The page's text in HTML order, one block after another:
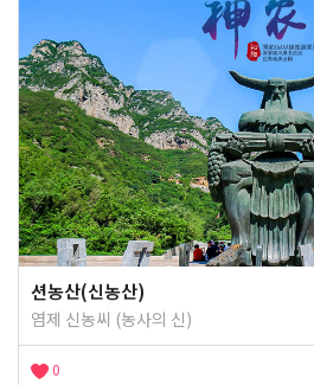
션농산(신농산)
염제 신농씨 (농사의 신)
0